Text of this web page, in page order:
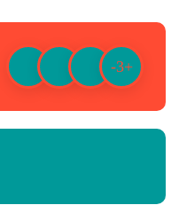
-3+